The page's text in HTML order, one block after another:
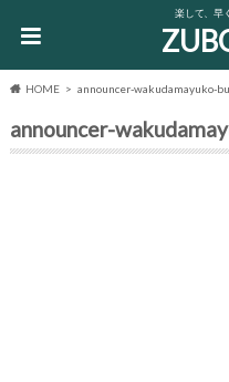
楽して、早
HOME announcer-wakudamayuko-
announcer-